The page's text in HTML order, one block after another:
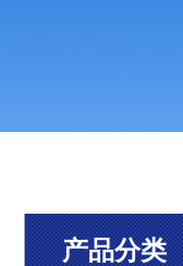
产品分类